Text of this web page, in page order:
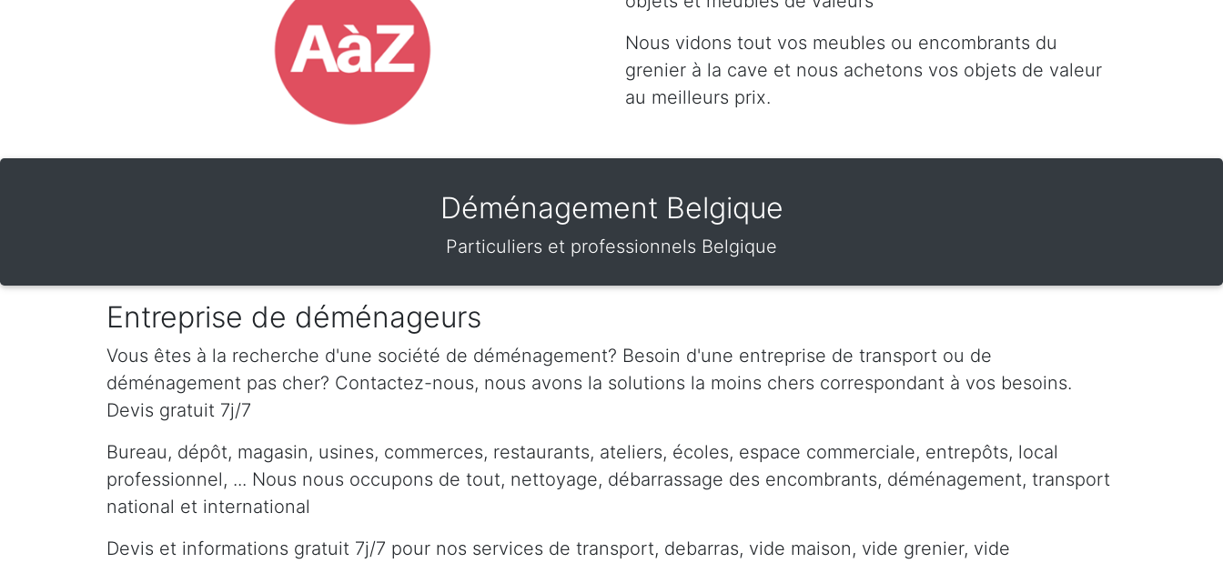
Nous vidons tout vos meubles ou encombrants du
grenier à la cave et nous achetons vos objets de valeur
au meilleurs prix.
Déménagement Belgique
Particuliers et professionnels Belgique
Entreprise de déménageurs
Vous êtes à la recherche d'une société de déménagement? Besoin d'une entreprise de transport ou de
déménagement pas cher? Contactez-nous, nous avons la solutions la moins chers correspondant à vos besoins.
Devis gratuit 7j/7
Bureau, dépôt, magasin, usines, commerces, restaurants, ateliers, écoles, espace commerciale, entrepôts, local
professionnel, ... Nous nous occupons de tout, nettoyage, débarrassage des encombrants, déménagement, transport
national et international
Devis et informations gratuit 7j/7 pour nos services de transport, debarras, vide maison, vide grenier, vide